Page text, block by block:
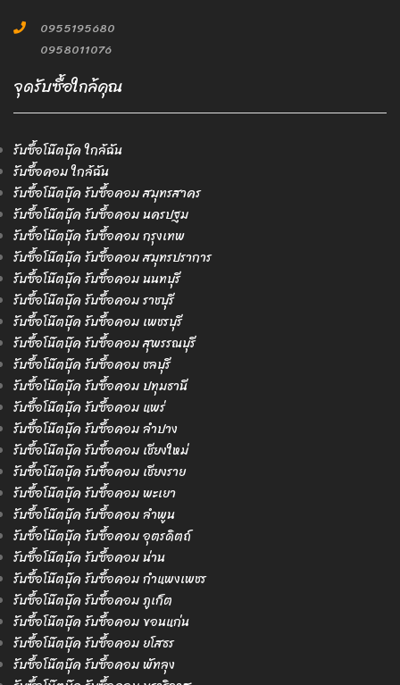
0955195680
0958011076
จุดรับซื้อใกล้คุณ
รับซื้อโน๊ตบุ๊ค ใกล้ฉัน
รับซื้อคอม ใกล้ฉัน
รับซื้อโน๊ตบุ๊ค รับซื้อคอม สมุทรสาคร
รับซื้อโน๊ตบุ๊ค รับซื้อคอม นครปฐม
รับซื้อโน๊ตบุ๊ค รับซื้อคอม กรุงเทพ
รับซื้อโน๊ตบุ๊ค รับซื้อคอม สมุทรปราการ
รับซื้อโน๊ตบุ๊ค รับซื้อคอม นนทบุรี
รับซื้อโน๊ตบุ๊ค รับซื้อคอม ราชบุรี
รับซื้อโน๊ตบุ๊ค รับซื้อคอม เพชรบุรี
รับซื้อโน๊ตบุ๊ค รับซื้อคอม สุพรรณบุรี
รับซื้อโน๊ตบุ๊ค รับซื้อคอม ชลบุรี
รับซื้อโน๊ตบุ๊ค รับซื้อคอม ปทุมธานี
รับซื้อโน๊ตบุ๊ค รับซื้อคอม แพร่
รับซื้อโน๊ตบุ๊ค รับซื้อคอม ลำปาง
รับซื้อโน๊ตบุ๊ค รับซื้อคอม เชียงใหม่
รับซื้อโน๊ตบุ๊ค รับซื้อคอม เชียงราย
รับซื้อโน๊ตบุ๊ค รับซื้อคอม พะเยา
รับซื้อโน๊ตบุ๊ค รับซื้อคอม ลำพูน
รับซื้อโน๊ตบุ๊ค รับซื้อคอม อุตรดิตถ์
รับซื้อโน๊ตบุ๊ค รับซื้อคอม น่าน
รับซื้อโน๊ตบุ๊ค รับซื้อคอม กำแพงเพชร
รับซื้อโน๊ตบุ๊ค รับซื้อคอม ภูเก็ต
รับซื้อโน๊ตบุ๊ค รับซื้อคอม ขอนแก่น
รับซื้อโน๊ตบุ๊ค รับซื้อคอม ยโสธร
รับซื้อโน๊ตบุ๊ค รับซื้อคอม พัทลุง